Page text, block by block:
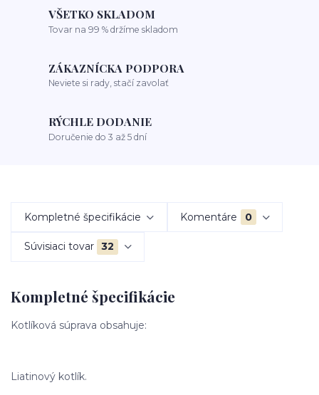
VŠETKO SKLADOM
Tovar na 99 % držíme skladom
ZÁKAZNÍCKA PODPORA
Neviete si rady, stačí zavolať
RÝCHLE DODANIE
Doručenie do 3 až 5 dní
Kompletné špecifikácie Komentáre 0
Súvisiaci tovar 32
Kompletné špecifikácie
Kotlíková súprava obsahuje:
Liatinový kotlík.